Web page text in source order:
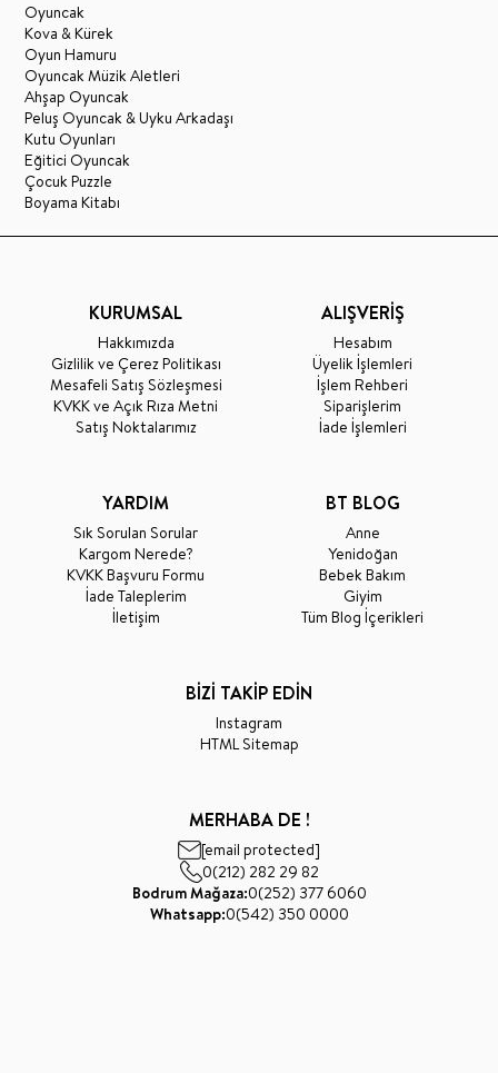
Oyuncak
Kova & Kürek
Oyun Hamuru
Oyuncak Müzik Aletleri
Ahşap Oyuncak
Peluş Oyuncak & Uyku Arkadaşı
Kutu Oyunları
Eğitici Oyuncak
Çocuk Puzzle
Boyama Kitabı
KURUMSAL
Hakkımızda
Gizlilik ve Çerez Politikası
Mesafeli Satış Sözleşmesi
KVKK ve Açık Rıza Metni
Satış Noktalarımız
ALIŞVERİŞ
Hesabım
Üyelik İşlemleri
İşlem Rehberi
Siparişlerim
İade İşlemleri
YARDIM
Sık Sorulan Sorular
Kargom Nerede?
KVKK Başvuru Formu
İade Taleplerim
İletişim
BT BLOG
Anne
Yenidoğan
Bebek Bakım
Giyim
Tüm Blog İçerikleri
BİZİ TAKİP EDİN
Instagram
HTML Sitemap
MERHABA DE !
[email protected]
0(212) 282 29 82
Bodrum Mağaza:0(252) 377 6060
Whatsapp:0(542) 350 0000